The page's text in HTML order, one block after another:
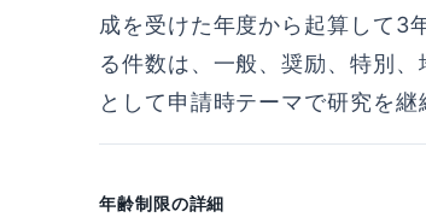
成を受けた年度から起算して3
る件数は、一般、奨励、特別
として申請時テーマで研究を継
年齢制限の詳細